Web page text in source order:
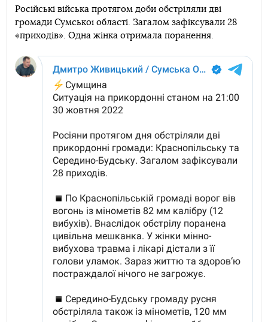
TelegramFacebook Twitter
Російські війська протягом доби обстріляли дві
громади Сумської області. Загалом зафіксували 28
«приходів». Одна жінка отримала поранення.